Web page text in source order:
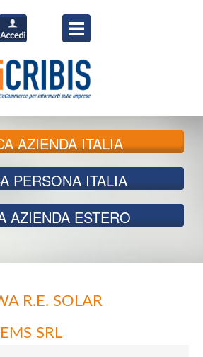
AZIENDA ITALIA
PERSONA ITALIA
AZIENDA ESTERO
R.E. SOLAR
SRL